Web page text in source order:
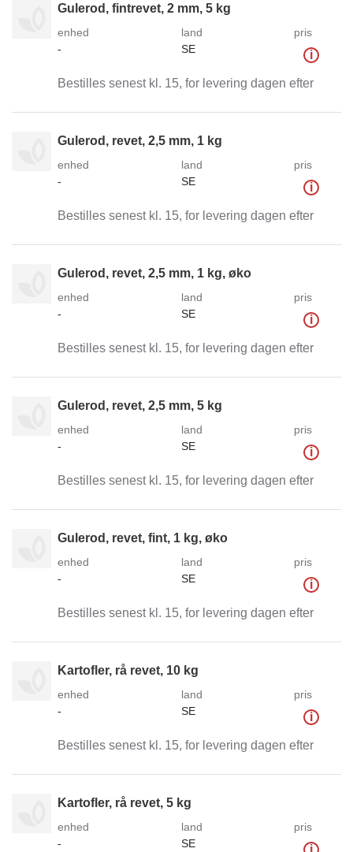
Gulerod, fintrevet, 2 mm, 5 kg
enhed
-
land
SE
pris
i
Bestilles senest kl. 15, for levering dagen efter
Gulerod, revet, 2,5 mm, 1 kg
enhed
-
land
SE
pris
i
Bestilles senest kl. 15, for levering dagen efter
Gulerod, revet, 2,5 mm, 1 kg, øko
enhed
-
land
SE
pris
i
Bestilles senest kl. 15, for levering dagen efter
Gulerod, revet, 2,5 mm, 5 kg
enhed
-
land
SE
pris
i
Bestilles senest kl. 15, for levering dagen efter
Gulerod, revet, fint, 1 kg, øko
enhed
-
land
SE
pris
i
Bestilles senest kl. 15, for levering dagen efter
Kartofler, rå revet, 10 kg
enhed
-
land
SE
pris
i
Bestilles senest kl. 15, for levering dagen efter
Kartofler, rå revet, 5 kg
enhed
-
land
SE
pris
i